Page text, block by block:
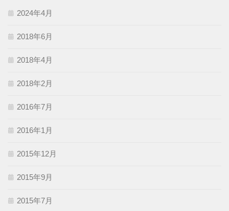
2024年4月
2018年6月
2018年4月
2018年2月
2016年7月
2016年1月
2015年12月
2015年9月
2015年7月